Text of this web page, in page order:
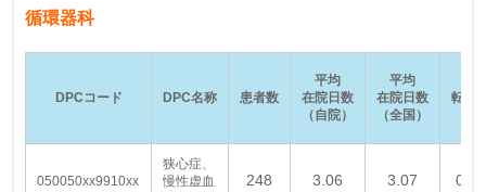
循環器科
DPCコード DPC名称 患者数
平均
在院日数
（自院）
平均
在院日数
（全国）
転院
050050xx9910xx
狭心症、
慢性虚血
248 3.06 3.07 0.00